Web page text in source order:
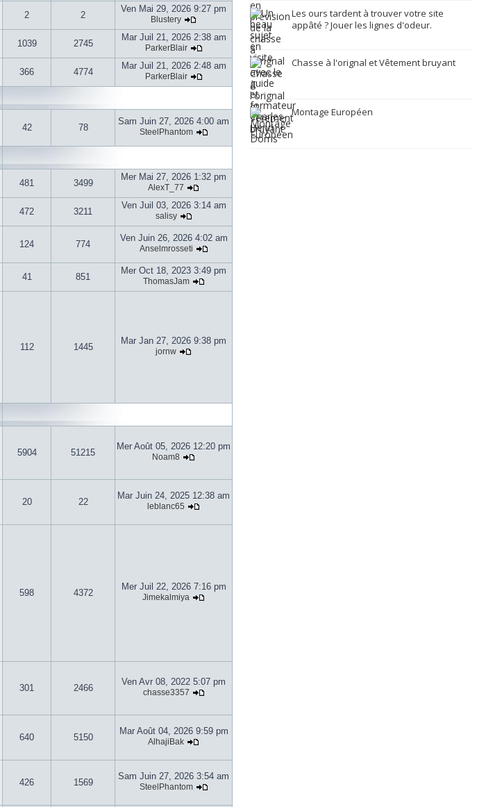
2 2
Ven Mai 29, 2026 9:27 pm
Blustery
1039 2745
Mar Juil 21, 2026 2:38 am
ParkerBlair
366 4774
Mar Juil 21, 2026 2:48 am
ParkerBlair
42 78
Sam Juin 27, 2026 4:00 am
SteelPhantom
481 3499
Mer Mai 27, 2026 1:32 pm
AlexT_77
472 3211
Ven Juil 03, 2026 3:14 am
salisy
124 774
Ven Juin 26, 2026 4:02 am
Anselmrosseti
41 851
Mer Oct 18, 2023 3:49 pm
ThomasJam
112 1445
Mar Jan 27, 2026 9:38 pm
jornw
5904 51215
Mer Août 05, 2026 12:20 pm
Noam8
20 22
Mar Juin 24, 2025 12:38 am
leblanc65
598 4372
Mer Juil 22, 2026 7:16 pm
Jimekalmiya
301 2466
Ven Avr 08, 2022 5:07 pm
chasse3357
640 5150
Mar Août 04, 2026 9:59 pm
AlhajiBak
426 1569
Sam Juin 27, 2026 3:54 am
SteelPhantom
Les ours tardent à trouver votre site
appâté ? Jouer les lignes d'odeur.
Chasse à l'orignal et Vêtement bruyant
Montage Européen